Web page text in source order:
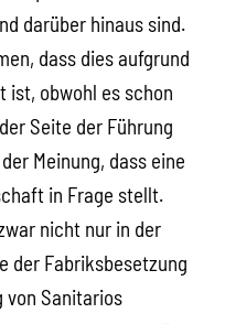
darüber hinaus sind.
dass dies aufgrund
ist, obwohl es schon
Seite der Führung
Meinung, dass eine
in Frage stellt.
nicht nur in der
der Fabriksbesetzung
von Sanitarios